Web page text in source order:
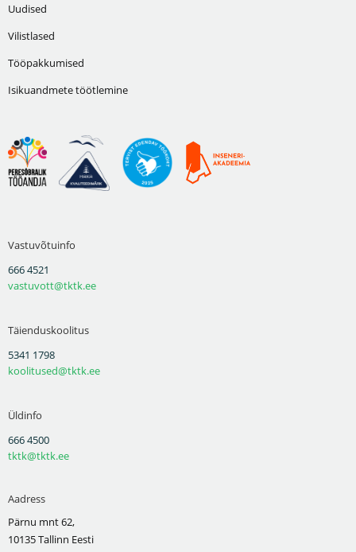
Uudised
Vilistlased
Tööpakkumised
Isikuandmete töötlemine
Vastuvõtuinfo
666 4521
vastuvott@tktk.ee
Täienduskoolitus
5341 1798
koolitused@tktk.ee
Üldinfo
666 4500
tktk@tktk.ee
Aadress
Pärnu mnt 62,
10135 Tallinn Eesti